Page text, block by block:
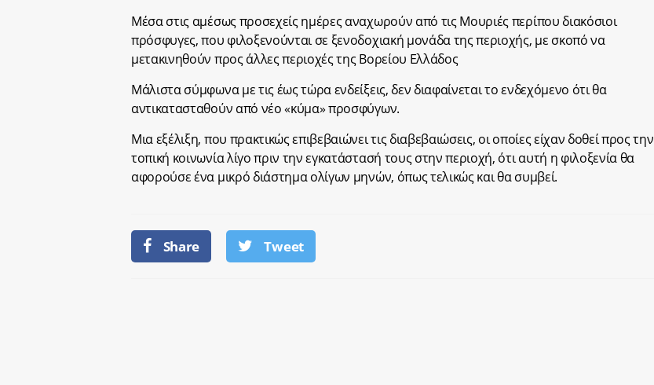
Μέσα στις αμέσως προσεχείς ημέρες αναχωρούν από τις Μουριές περίπου διακόσιοι
πρόσφυγες, που φιλοξενούνται σε ξενοδοχιακή μονάδα της περιοχής, με σκοπό να
μετακινηθούν προς άλλες περιοχές της Βορείου Ελλάδος
Μάλιστα σύμφωνα με τις έως τώρα ενδείξεις, δεν διαφαίνεται το ενδεχόμενο ότι θα
αντικατασταθούν από νέο «κύμα» προσφύγων.
Μια εξέλιξη, που πρακτικώς επιβεβαιώνει τις διαβεβαιώσεις, οι οποίες είχαν δοθεί προς την
τοπική κοινωνία λίγο πριν την εγκατάστασή τους στην περιοχή, ότι αυτή η φιλοξενία θα
αφορούσε ένα μικρό διάστημα ολίγων μηνών, όπως τελικώς και θα συμβεί.
Share Tweet